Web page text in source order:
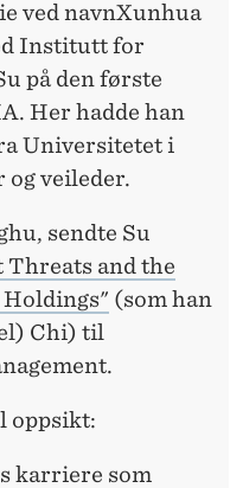
ved navnXunhua
Institutt for
på den første
Her hadde han
Universitetet i
og veileder.
sendte Su
and the
Holdings" (som han
Chi) til
oppsikt:
karriere som